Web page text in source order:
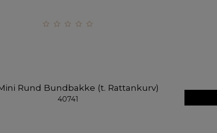
Rund Bundbakke (t. Rattankurv)
40741